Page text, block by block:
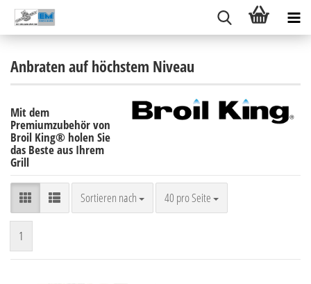
Anbraten auf höchstem Niveau
Mit dem
Premiumzubehör von
Broil King® holen Sie
das Beste aus Ihrem
Grill
Sortieren nach
Sortieren nach 40 pro Seite
pro Seite
1